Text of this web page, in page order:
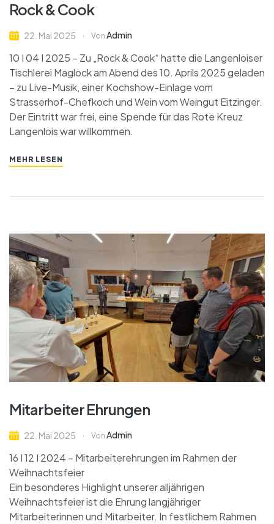
Rock & Cook
22. Mai 2025 Von Admin
10 I 04 I 2025 – Zu „Rock & Cook“ hatte die Langenloiser
Tischlerei Maglock am Abend des 10. Aprils 2025 geladen
– zu Live-Musik, einer Kochshow-Einlage vom
Strasserhof-Chefkoch und Wein vom Weingut Eitzinger.
Der Eintritt war frei, eine Spende für das Rote Kreuz
Langenlois war willkommen.
MEHR LESEN
Mitarbeiter Ehrungen
22. Mai 2025 Von Admin
16 I 12 I 2024 – Mitarbeiterehrungen im Rahmen der
Weihnachtsfeier
Ein besonderes Highlight unserer alljährigen
Weihnachtsfeier ist die Ehrung langjähriger
Mitarbeiterinnen und Mitarbeiter. In festlichem Rahmen